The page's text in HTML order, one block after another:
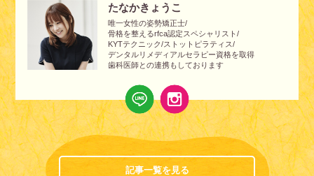
たなかきょうこ
唯一女性の姿勢矯正士/
骨格を整えるrfca認定スペシャリスト/
KYTテクニック/ストットピラティス/
デンタルリメディアルセラピー資格を取得
歯科医師との連携もしております
記事一覧を見る